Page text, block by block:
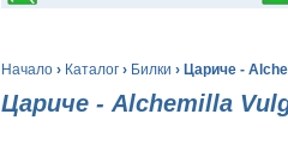
Начало › Каталог › Билки › Цариче -
Цариче - Alchemilla